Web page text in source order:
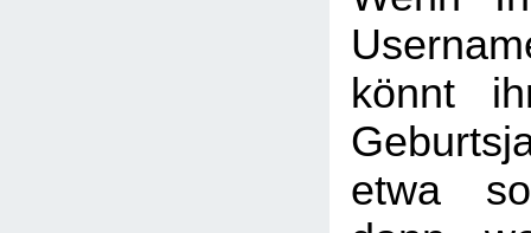
könnt
etwa